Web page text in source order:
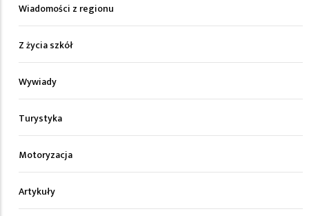
Wiadomości z regionu
Z życia szkół
Wywiady
Turystyka
Motoryzacja
Artykuły